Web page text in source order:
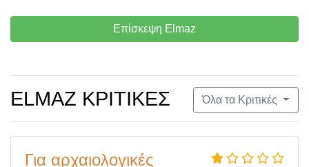
Επίσκεψη Elmaz
Όλα τα Κριτικές
ELMAZ ΚΡΙΤΙΚΈΣ
Για αρχαιολογικές